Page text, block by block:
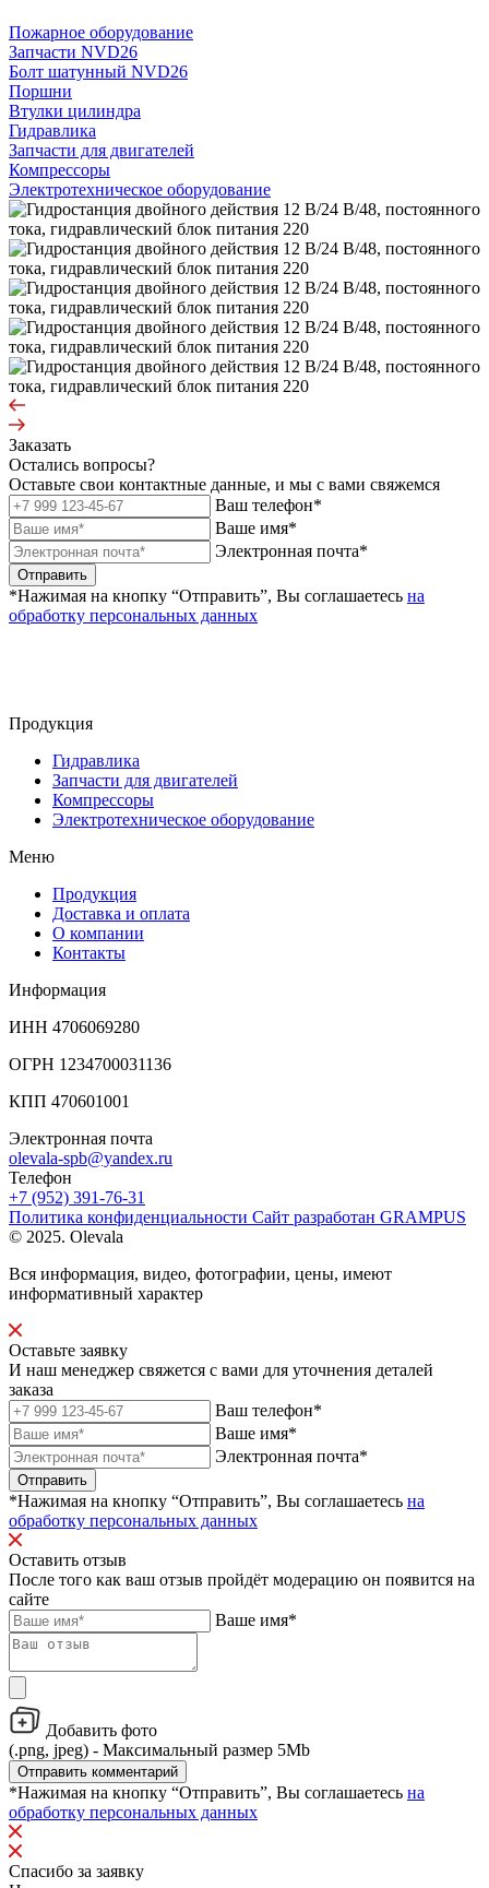
Пожарное оборудование
Запчасти NVD26
Болт шатунный NVD26
Поршни
Втулки цилиндра
Гидравлика
Запчасти для двигателей
Компрессоры
Электротехническое оборудование
Заказать
Остались вопросы?
Оставьте свои контактные данные, и мы с вами свяжемся
Ваш телефон*
Ваше имя*
Электронная почта*
Отправить
*Нажимая на кнопку “Отправить”, Вы соглашаетесь на
обработку персональных данных
Продукция
Гидравлика
Запчасти для двигателей
Компрессоры
Электротехническое оборудование
Меню
Продукция
Доставка и оплата
О компании
Контакты
Информация
ИНН 4706069280
ОГРН 1234700031136
КПП 470601001
Электронная почта
olevala-spb@yandex.ru
Телефон
+7 (952) 391-76-31
Политика конфиденциальности Сайт разработан GRAMPUS
© 2025. Olevala
Вся информация, видео, фотографии, цены, имеют
информативный характер
Оставьте заявку
И наш менеджер свяжется с вами для уточнения деталей
заказа
Ваш телефон*
Ваше имя*
Электронная почта*
Отправить
*Нажимая на кнопку “Отправить”, Вы соглашаетесь на
обработку персональных данных
Оставить отзыв
После того как ваш отзыв пройдёт модерацию он появится на
сайте
Ваше имя*
Добавить фото
(.png, jpeg) - Максимальный размер 5Mb
Отправить комментарий
*Нажимая на кнопку “Отправить”, Вы соглашаетесь на
обработку персональных данных
Спасибо за заявку